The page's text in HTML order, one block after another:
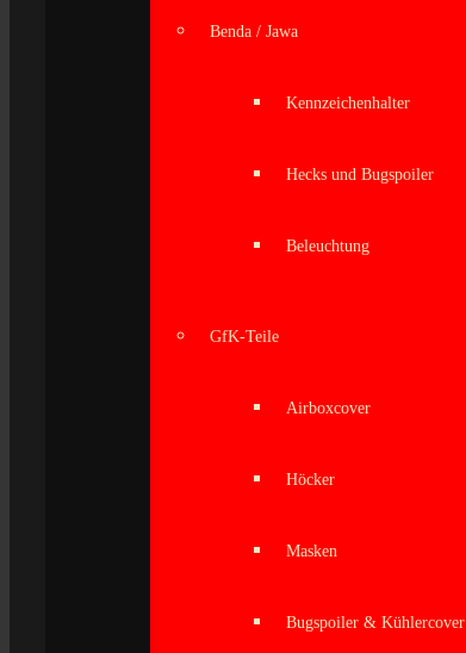
Benda / Jawa
Kennzeichenhalter
Hecks und Bugspoiler
Beleuchtung
GfK-Teile
Airboxcover
Höcker
Masken
Bugspoiler & Kühlercover